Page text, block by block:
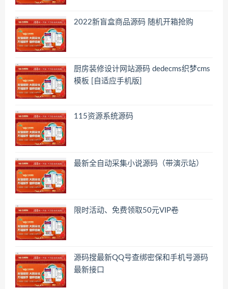
2022新盲盒商品源码 随机开箱抢购
厨房装修设计网站源码 dedecms织梦cms
模板 [自适应手机版]
115资源系统源码
最新全自动采集小说源码（带演示站）
限时活动、免费领取50元VIP卷
源码搜最新QQ号查绑密保和手机号源码
最新接口